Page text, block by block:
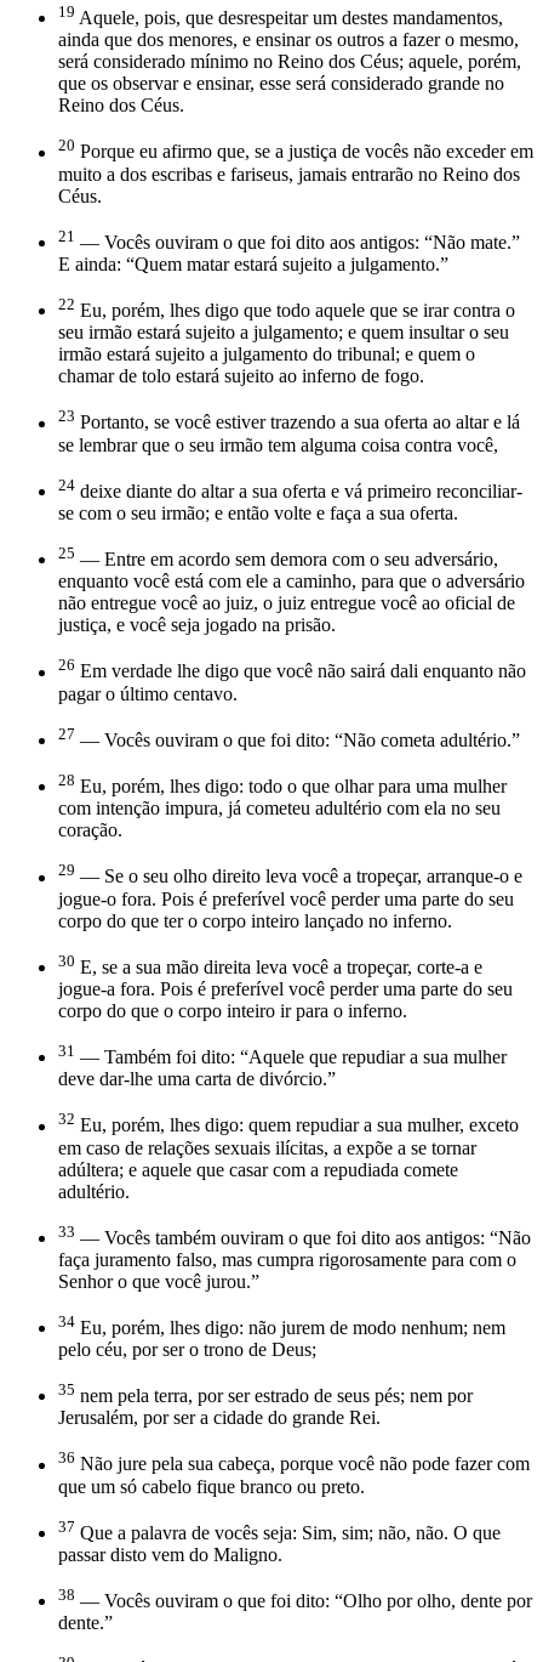
19 Aquele, pois, que desrespeitar um destes mandamentos,
ainda que dos menores, e ensinar os outros a fazer o mesmo,
será considerado mínimo no Reino dos Céus; aquele, porém,
que os observar e ensinar, esse será considerado grande no
Reino dos Céus.
20 Porque eu afirmo que, se a justiça de vocês não exceder em
muito a dos escribas e fariseus, jamais entrarão no Reino dos
Céus.
21 — Vocês ouviram o que foi dito aos antigos: “Não mate.”
E ainda: “Quem matar estará sujeito a julgamento.”
22 Eu, porém, lhes digo que todo aquele que se irar contra o
seu irmão estará sujeito a julgamento; e quem insultar o seu
irmão estará sujeito a julgamento do tribunal; e quem o
chamar de tolo estará sujeito ao inferno de fogo.
23 Portanto, se você estiver trazendo a sua oferta ao altar e lá
se lembrar que o seu irmão tem alguma coisa contra você,
24 deixe diante do altar a sua oferta e vá primeiro reconciliar-
se com o seu irmão; e então volte e faça a sua oferta.
25 — Entre em acordo sem demora com o seu adversário,
enquanto você está com ele a caminho, para que o adversário
não entregue você ao juiz, o juiz entregue você ao oficial de
justiça, e você seja jogado na prisão.
26 Em verdade lhe digo que você não sairá dali enquanto não
pagar o último centavo.
27 — Vocês ouviram o que foi dito: “Não cometa adultério.”
28 Eu, porém, lhes digo: todo o que olhar para uma mulher
com intenção impura, já cometeu adultério com ela no seu
coração.
29 — Se o seu olho direito leva você a tropeçar, arranque-o e
jogue-o fora. Pois é preferível você perder uma parte do seu
corpo do que ter o corpo inteiro lançado no inferno.
30 E, se a sua mão direita leva você a tropeçar, corte-a e
jogue-a fora. Pois é preferível você perder uma parte do seu
corpo do que o corpo inteiro ir para o inferno.
31 — Também foi dito: “Aquele que repudiar a sua mulher
deve dar-lhe uma carta de divórcio.”
32 Eu, porém, lhes digo: quem repudiar a sua mulher, exceto
em caso de relações sexuais ilícitas, a expõe a se tornar
adúltera; e aquele que casar com a repudiada comete
adultério.
33 — Vocês também ouviram o que foi dito aos antigos: “Não
faça juramento falso, mas cumpra rigorosamente para com o
Senhor o que você jurou.”
34 Eu, porém, lhes digo: não jurem de modo nenhum; nem
pelo céu, por ser o trono de Deus;
35 nem pela terra, por ser estrado de seus pés; nem por
Jerusalém, por ser a cidade do grande Rei.
36 Não jure pela sua cabeça, porque você não pode fazer com
que um só cabelo fique branco ou preto.
37 Que a palavra de vocês seja: Sim, sim; não, não. O que
passar disto vem do Maligno.
38 — Vocês ouviram o que foi dito: “Olho por olho, dente por
dente.”